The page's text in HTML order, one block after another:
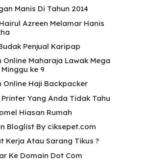
Manis Di Tahun 2014
Azreen Melamar Hanis
Penjual Karipap
Online Maharaja Lawak Mega
Minggu ke 9
Online Haji Backpacker
Printer Yang Anda Tidak Tahu
Hiasan Rumah
Bloglist By ciksepet.com
Kerja Atau Sarang Tikus ?
Ke Domain Dot Com